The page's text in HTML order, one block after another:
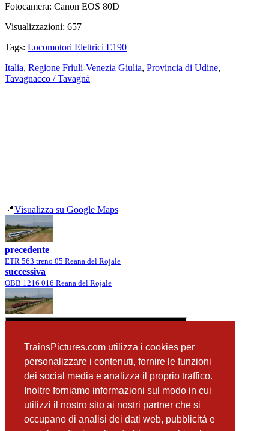
TrainsPictures.com utilizza i cookies per
personalizzare i contenuti, fornire le funzioni
dei social media e analizza il proprio traffico.
Inoltre forniamo informazioni sul modo in cui
utilizzi il nostro sito ai nostri partner che si
occupano di analisi dei dati web, pubblicità e
Fotocamera: Canon EOS 80D
Visualizzazioni: 657
Tags: Locomotori Elettrici E190
Italia, Regione Friuli-Venezia Giulia, Provincia di Udine,
Tavagnacco / Tavagnà
📍Visualizza su Google Maps
precedente
ETR 563 treno 05 Reana del Rojale
successiva
OBB 1216 016 Reana del Rojale